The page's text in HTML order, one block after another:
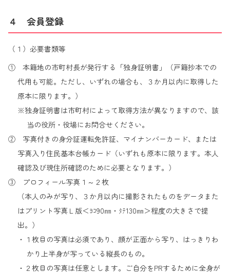
４ 会員登録
（１）必要書類等
① 本籍地の市町村長が発行する「独身証明書」（戸籍抄本での
代用も可能。ただし、いずれの場合も、３か月以内に取得した
原本に限ります。）
※独身証明書は市町村によって取得方法が異なりますので、該
当の役所・役場にお問合せください。
② 写真付きの身分証運転免許証、マイナンバーカード、または
写真入り住民基本台帳カード（いずれも原本に限ります。本人
確認及び現住所確認のために必要となります。）
③ プロフィール写真１～２枚
（本人のみが写り、３か月以内に撮影されたものをデータまた
はプリント写真Ｌ版＜ﾖｺ90㎜・ﾀﾃ130㎜＞程度の大きさで提
出。）
・１枚目の写真は必須であり、顔が正面から写り、はっきりわ
かり上半身が写っている縦長のもの。
・２枚目の写真は任意とします。ご自分をPRするために全身が